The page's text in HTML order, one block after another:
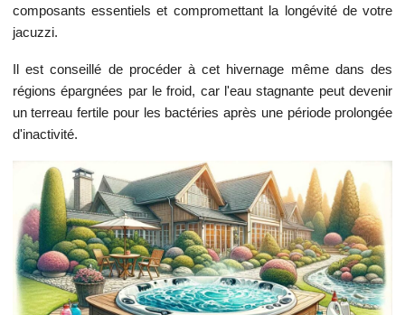
composants essentiels et compromettant la longévité de votre
jacuzzi.
Il est conseillé de procéder à cet hivernage même dans des
régions épargnées par le froid, car l'eau stagnante peut devenir
un terreau fertile pour les bactéries après une période prolongée
d'inactivité.